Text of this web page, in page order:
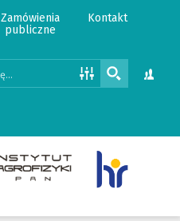
Zamówienia
publiczne
Kontakt